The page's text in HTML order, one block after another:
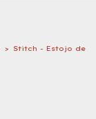
> Stitch - Estojo de